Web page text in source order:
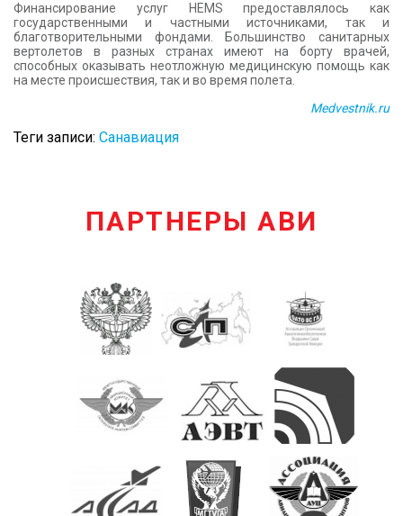
Финансирование услуг HEMS предоставлялось как
государственными и частными источниками, так и
благотворительными фондами. Большинство санитарных
вертолетов в разных странах имеют на борту врачей,
способных оказывать неотложную медицинскую помощь как
на месте происшествия, так и во время полета.
Medvestnik.ru
Теги записи: Санавиация
ПАРТНЕРЫ АВИ